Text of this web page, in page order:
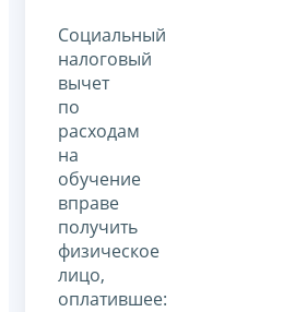
Социальный
налоговый
вычет
по
расходам
на
обучение
вправе
получить
физическое
лицо,
оплатившее: